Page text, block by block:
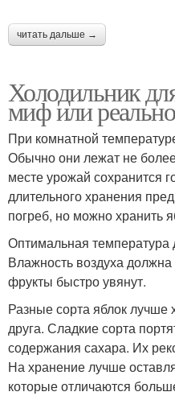
читать дальше →
Холодильник
миф или
При комнатной
Обычно они лежат не
месте урожай сохранится
длительного хранения
погреб, но можно хранить
Оптимальная температура
Влажность воздуха
фрукты быстро увянут.
Разные сорта яблок лучше
друга. Сладкие сорта
содержания сахара. Их
На хранение лучше
которые отличаются